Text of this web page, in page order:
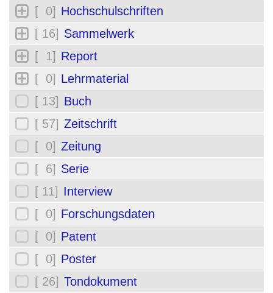
[ 0] Hochschulschriften
[ 16] Sammelwerk
[ 1] Report
[ 0] Lehrmaterial
[ 13] Buch
[ 57] Zeitschrift
[ 0] Zeitung
[ 6] Serie
[ 11] Interview
[ 0] Forschungsdaten
[ 0] Patent
[ 0] Poster
[ 26] Tondokument